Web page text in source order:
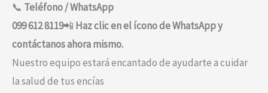
📞 Teléfono / WhatsApp
099 612 8119📲 Haz clic en el ícono de WhatsApp y
contáctanos ahora mismo.
Nuestro equipo estará encantado de ayudarte a cuidar
la salud de tus encías